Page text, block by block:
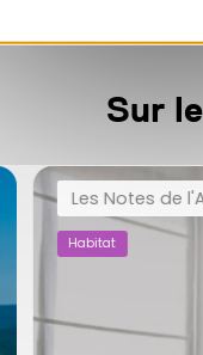
Sur
Les Notes de
Habitat